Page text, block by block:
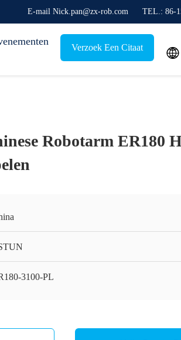
E-mail Nick.pan@zx-rob.com TEL.: 86-
Verzoek Een Citaat 
Robotarm ER180
3100-PL